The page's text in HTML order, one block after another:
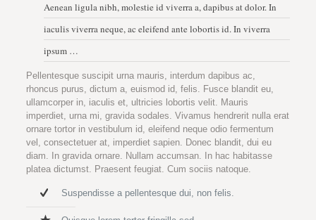
Aenean ligula nibh, molestie id viverra a, dapibus at dolor. In
iaculis viverra neque, ac eleifend ante lobortis id. In viverra
ipsum …
Pellentesque suscipit urna mauris, interdum dapibus ac,
rhoncus purus, dictum a, euismod id, felis. Fusce blandit eu,
ullamcorper in, iaculis et, ultricies lobortis velit. Mauris
imperdiet, urna mi, gravida sodales. Vivamus hendrerit nulla erat
ornare tortor in vestibulum id, eleifend neque odio fermentum
vel, consectetuer at, imperdiet sapien. Donec blandit, dui eu
diam. In gravida ornare. Nullam accumsan. In hac habitasse
platea dictumst. Praesent feugiat. Cum sociis natoque.
Suspendisse a pellentesque dui, non felis.